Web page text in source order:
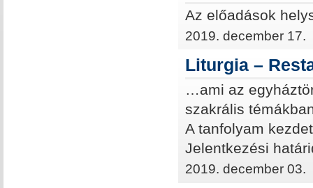
Az előadások
2019. december 17.
Liturgia –
…ami az
szakrális
A tanfolyam
Jelentkezési
2019. december 03.